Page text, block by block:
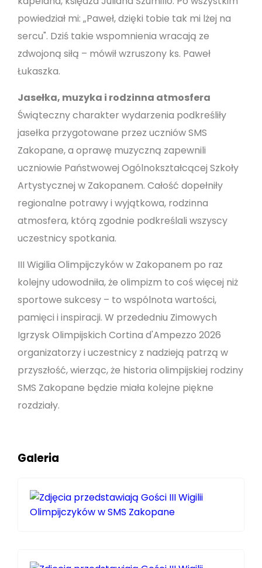
powiedział mi: „Paweł, dzięki tobie tak mi lżej na
sercu". Dziś takie wspomnienia wracają ze
zdwojoną siłą – mówił wzruszony ks. Paweł
Łukaszka.
Jasełka, muzyka i rodzinna atmosfera
Świąteczny charakter wydarzenia podkreśliły
jasełka przygotowane przez uczniów SMS
Zakopane, a oprawę muzyczną zapewnili
uczniowie Państwowej Ogólnokształcącej Szkoły
Artystycznej w Zakopanem. Całość dopełniły
regionalne potrawy i wyjątkowa, rodzinna
atmosfera, którą zgodnie podkreślali wszyscy
uczestnicy spotkania.
III Wigilia Olimpijczyków w Zakopanem po raz
kolejny udowodniła, że olimpizm to coś więcej niż
sportowe sukcesy – to wspólnota wartości,
pamięci i inspiracji. W przededniu Zimowych
Igrzysk Olimpijskich Cortina d'Ampezzo 2026
organizatorzy i uczestnicy z nadzieją patrzą w
przyszłość, wierząc, że historia olimpijskiej rodziny
SMS Zakopane będzie miała kolejne piękne
rozdziały.
Galeria